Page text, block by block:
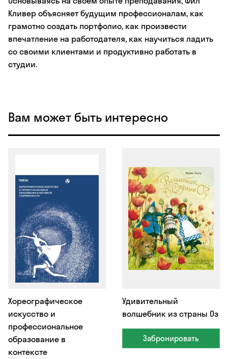
Кливер объясняет будущим профессионалам, как
грамотно создать портфолио, как произвести
впечатление на работодателя, как научиться ладить
со своими клиентами и продуктивно работать в
студии.
Вам может быть интересно
Хореографическое
искусство и
профессиональное
образование в
контексте
Удивительный
волшебник из страны Оз
Забронировать